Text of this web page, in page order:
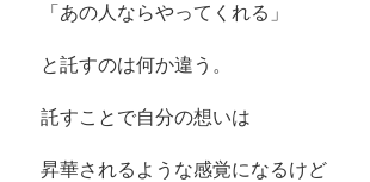
「あの人ならやってくれる」
と託すのは何か違う。
託すことで自分の想いは
昇華されるような感覚になるけど